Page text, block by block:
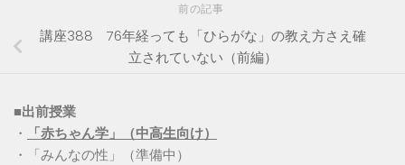
前の記事
講座388 76年経っても「ひらがな」の教え方さえ確
立されていない（前編）
■出前授業
・
「赤ちゃん学」（中高生向け）
・「みんなの性」（準備中）